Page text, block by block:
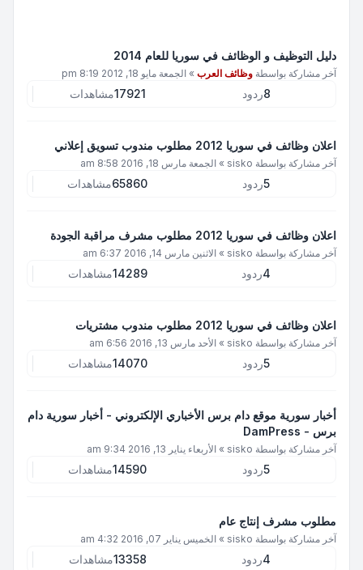
دليل التوظيف و الوظائف في سوريا للعام 2014
آخر مشاركة بواسطة وظائف العرب » الجمعة مايو 18, 2012 8:19 pm
8ردود 17921مشاهدات
اعلان وظائف في سوريا 2012 مطلوب مندوب تسويق إعلاني
آخر مشاركة بواسطة sisko
» الجمعة مارس 18, 2016 8:58 am
5ردود 65860مشاهدات
اعلان وظائف في سوريا 2012 مطلوب مشرف مراقبة الجودة
آخر مشاركة بواسطة sisko
» الاثنين مارس 14, 2016 6:37 am
4ردود 14289مشاهدات
اعلان وظائف في سوريا 2012 مطلوب مندوب مشتريات
آخر مشاركة بواسطة sisko
» الأحد مارس 13, 2016 6:56 am
5ردود 14070مشاهدات
أخبار سورية موقع دام برس الأخباري الإلكتروني - أخبار سورية دام
برس - DamPress
آخر مشاركة بواسطة sisko
» الأربعاء يناير 13, 2016 9:34 am
5ردود 14590مشاهدات
مطلوب مشرف إنتاج عام
آخر مشاركة بواسطة sisko
» الخميس يناير 07, 2016 4:32 am
4ردود 13358مشاهدات